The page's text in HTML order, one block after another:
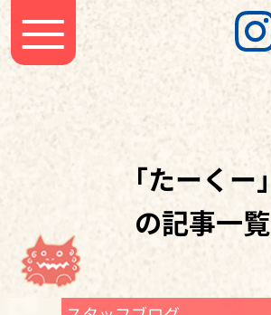
「たーくー」
の記事一覧